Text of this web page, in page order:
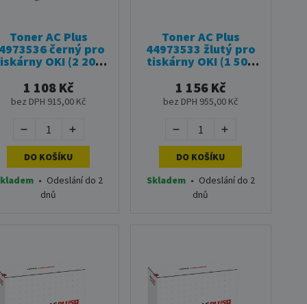
Toner AC Plus
černý pro
OKI (2 200
1 108 Kč
bez DPH 915,00 Kč
DO KOŠÍKU
• Odeslání do 2
dnů
Toner AC Plus
44973533 žlutý pro
tiskárny OKI (1 500
1 156 Kč
bez DPH 955,00 Kč
DO KOŠÍKU
Skladem • Odeslání do 2
dnů